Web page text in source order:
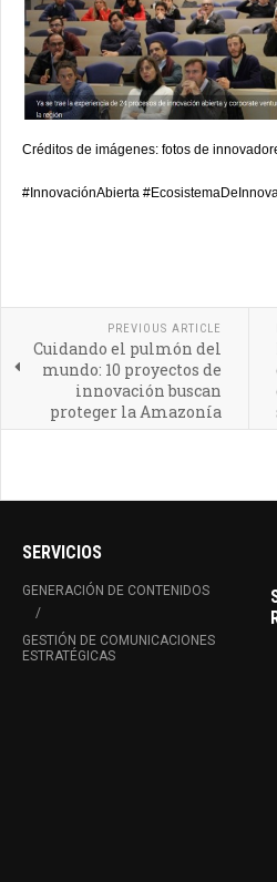
Créditos de imágenes: fotos de
#InnovaciónAbierta
PREVIOUS ARTICLE
Cuidando el pulmón del
mundo: 10 proyectos de
innovación buscan
proteger la Amazonía
SERVICIOS
GENERACIÓN DE CONTENIDOS
GESTIÓN DE COMUNICACIONES
ESTRATÉGICAS